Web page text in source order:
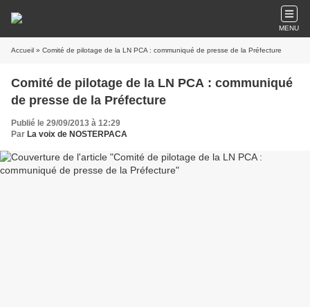
MENU
Accueil » Comité de pilotage de la LN PCA : communiqué de presse de la Préfecture
Comité de pilotage de la LN PCA : communiqué
de presse de la Préfecture
Publié le 29/09/2013 à 12:29
Par La voix de NOSTERPACA